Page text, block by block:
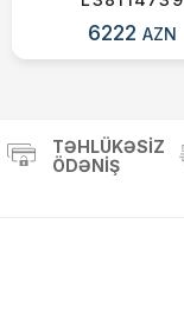
6222AZN
TƏHLÜKƏSIZ
ÖDƏNIŞ